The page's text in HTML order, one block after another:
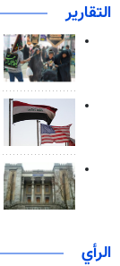
التقارير
الرأي